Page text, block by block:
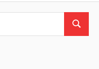
Search